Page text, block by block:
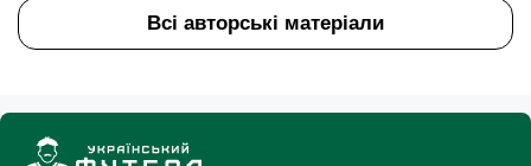
Всі авторські матеріали